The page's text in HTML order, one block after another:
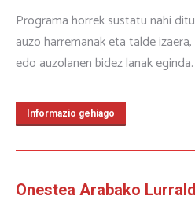
Programa horrek sustatu nahi
auzo harremanak eta talde
edo auzolanen bidez lanak eginda.
Informazio gehiago
Onestea Arabako